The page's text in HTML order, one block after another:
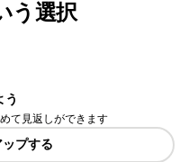
う選択
う
て見返しができます
ップする